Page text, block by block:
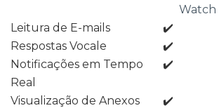
Watch
Leitura de E-mails ✔️
Respostas Vocale
✔️
Notificações em Tempo
Real
✔️
Visualização de Anexos ✔️